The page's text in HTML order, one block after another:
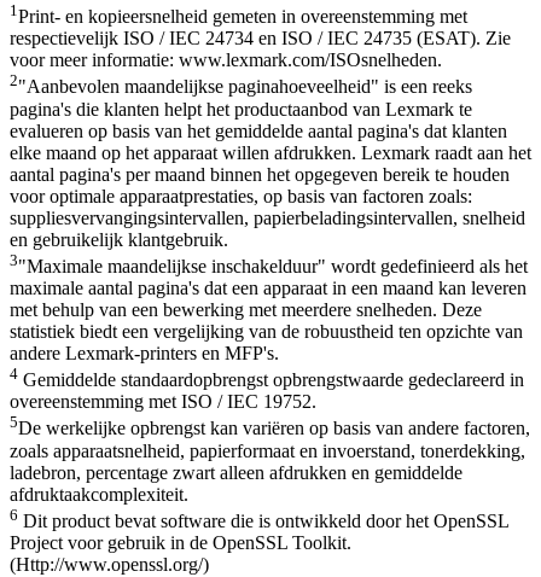
1Print- en kopieersnelheid gemeten in overeenstemming met
respectievelijk ISO / IEC 24734 en ISO / IEC 24735 (ESAT). Zie
voor meer informatie: www.lexmark.com/ISOsnelheden.
2"Aanbevolen maandelijkse paginahoeveelheid" is een reeks
pagina's die klanten helpt het productaanbod van Lexmark te
evalueren op basis van het gemiddelde aantal pagina's dat klanten
elke maand op het apparaat willen afdrukken. Lexmark raadt aan het
aantal pagina's per maand binnen het opgegeven bereik te houden
voor optimale apparaatprestaties, op basis van factoren zoals:
suppliesvervangingsintervallen, papierbeladingsintervallen, snelheid
en gebruikelijk klantgebruik.
3"Maximale maandelijkse inschakelduur" wordt gedefinieerd als het
maximale aantal pagina's dat een apparaat in een maand kan leveren
met behulp van een bewerking met meerdere snelheden. Deze
statistiek biedt een vergelijking van de robuustheid ten opzichte van
andere Lexmark-printers en MFP's.
4 Gemiddelde standaardopbrengst opbrengstwaarde gedeclareerd in
overeenstemming met ISO / IEC 19752.
5De werkelijke opbrengst kan variëren op basis van andere factoren,
zoals apparaatsnelheid, papierformaat en invoerstand, tonerdekking,
ladebron, percentage zwart alleen afdrukken en gemiddelde
afdruktaakcomplexiteit.
6 Dit product bevat software die is ontwikkeld door het OpenSSL
Project voor gebruik in de OpenSSL Toolkit.
(Http://www.openssl.org/)